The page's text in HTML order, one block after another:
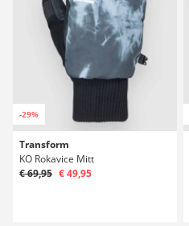
-29%
Transform
KO Rokavice Mitt
€ 69,95 € 49,95